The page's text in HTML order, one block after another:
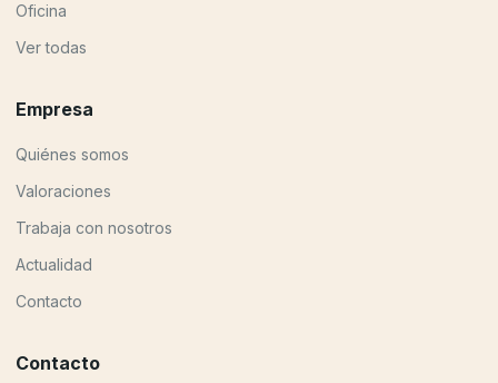
Oficina
Ver todas
Empresa
Quiénes somos
Valoraciones
Trabaja con nosotros
Actualidad
Contacto
Contacto